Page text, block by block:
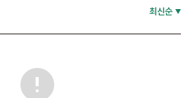
최신순